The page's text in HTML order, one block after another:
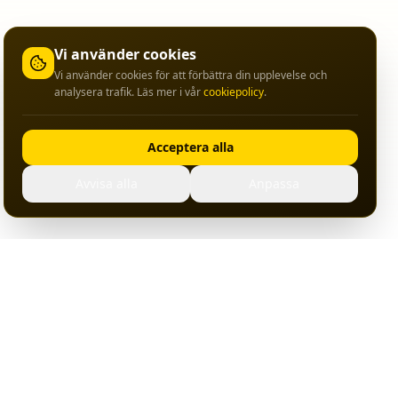
Vi använder cookies
Vi använder cookies för att förbättra din upplevelse och
analysera trafik. Läs mer i vårcookiepolicy.
Acceptera alla